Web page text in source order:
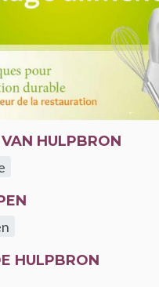
HULPBRON
HULPBRON